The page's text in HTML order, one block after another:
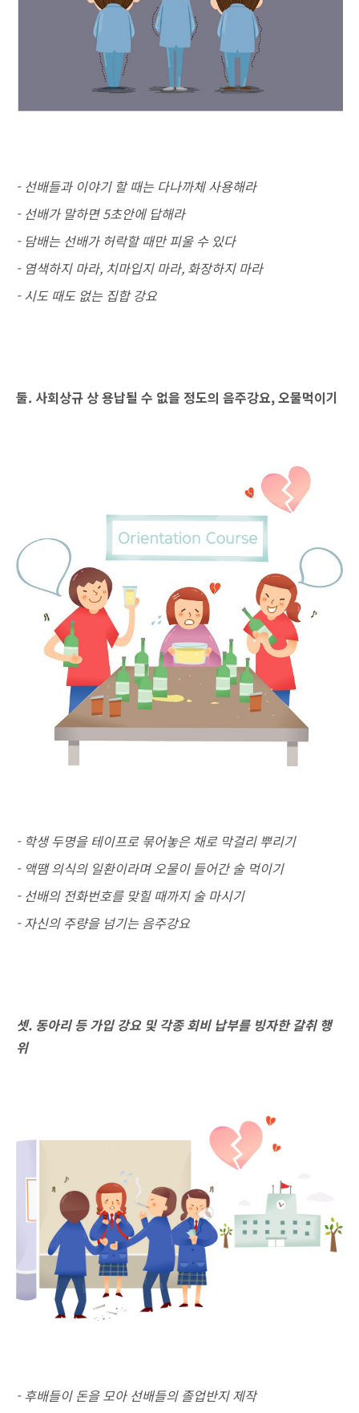
- 선배들과 이야기 할 때는 다나까체 사용해라
- 선배가 말하면 5초안에 답해라
- 담배는 선배가 허락할 때만 피울 수 있다
- 염색하지 마라, 치마입지 마라, 화장하지 마라
- 시도 때도 없는 집합 강요
둘. 사회상규 상 용납될 수 없을 정도의 음주강요, 오물먹이기
- 학생 두명을 테이프로 묶어놓은 채로 막걸리 뿌리기
- 액땜 의식의 일환이라며 오물이 들어간 술 먹이기
- 선배의 전화번호를 맞힐 때까지 술 마시기
- 자신의 주량을 넘기는 음주강요
셋. 동아리 등 가입 강요 및 각종 회비 납부를 빙자한 갈취 행
위
- 후배들이 돈을 모아 선배들의 졸업반지 제작